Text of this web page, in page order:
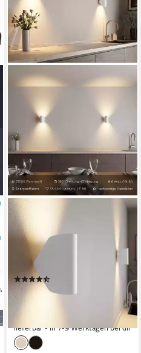
LED Wandleuchte POLARIS
Weiß, Innovative 360°
drehbares Leuchtelement und
45° Neigungsmöglichkeit, LED
fest integriert, Warmweiß
100,00 € UVP
lieferbar - in 7-9 Werktagen bei dir